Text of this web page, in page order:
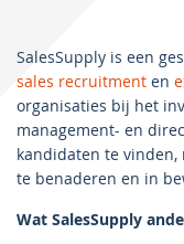
SalesSupply is een
sales recruitment en
organisaties bij het
management- en
kandidaten te
te benaderen en in
Wat SalesSupply